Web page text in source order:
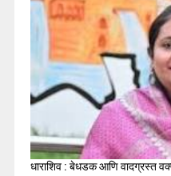
धाराशिव : बेधडक आणि वादग्रस्त